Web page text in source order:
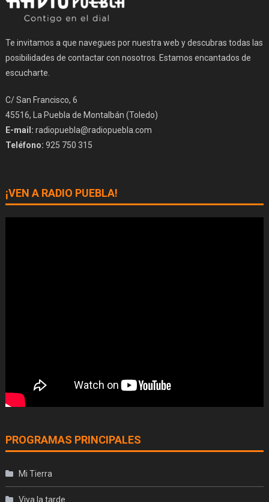
Te invitamos a que navegues por nuestra web y descubras todas las
posibilidades de contactar con nosotros. Estamos encantados de
escucharte.
C/ San Francisco, 6
45516, La Puebla de Montalbán (Toledo)
E-mail: radiopuebla@radiopuebla.com
Teléfono: 925 750 315
¡VEN A RADIO PUEBLA!
PROGRAMAS PRINCIPALES
Mi Tierra
Viva la tarde